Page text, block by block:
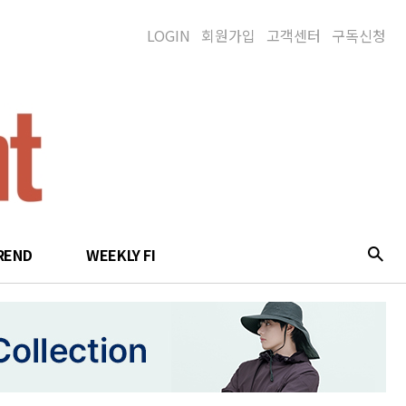
WEEKLY FI
LOGIN 회원가입 고객센터 구독신청